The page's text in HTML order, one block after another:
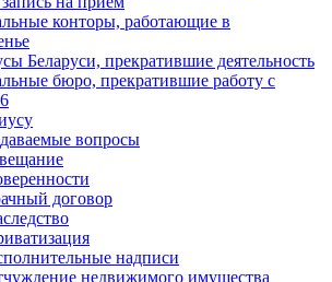
конторы, работающие в
Беларуси, прекратившие деятельность
бюро, прекратившие работу с
вопросы
договор
надписи
недвижимого имущества